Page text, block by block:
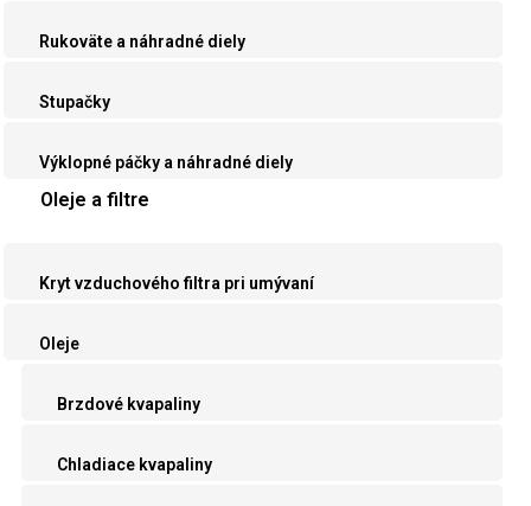
Rukoväte a náhradné diely
Stupačky
Výklopné páčky a náhradné diely
Oleje a filtre
Kryt vzduchového filtra pri umývaní
Oleje
Brzdové kvapaliny
Chladiace kvapaliny